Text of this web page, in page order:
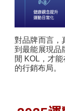
對品牌而言，
到最能展現品
閒 KOL，才
的行銷布局。